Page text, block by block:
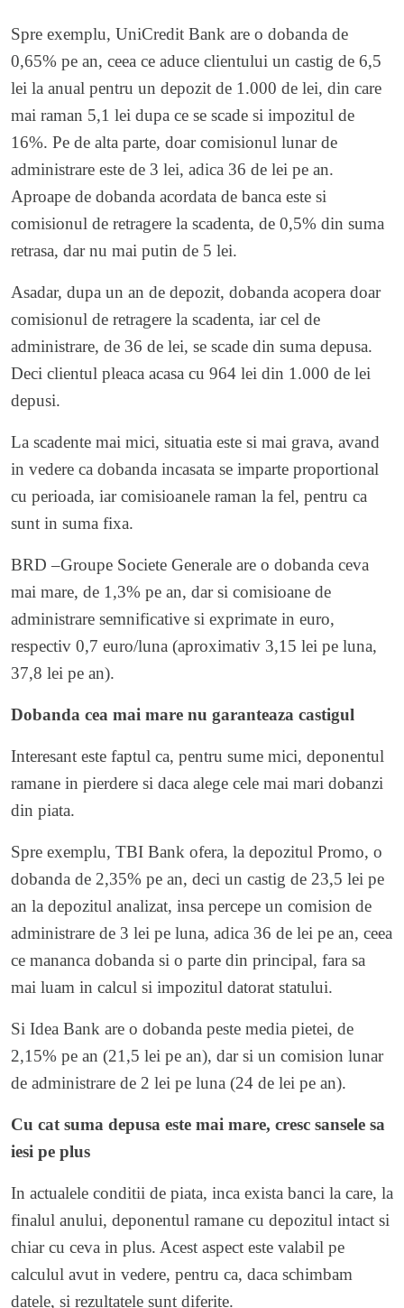
Spre exemplu, UniCredit Bank are o dobanda de
0,65% pe an, ceea ce aduce clientului un castig de 6,5
lei la anual pentru un depozit de 1.000 de lei, din care
mai raman 5,1 lei dupa ce se scade si impozitul de
16%. Pe de alta parte, doar comisionul lunar de
administrare este de 3 lei, adica 36 de lei pe an.
Aproape de dobanda acordata de banca este si
comisionul de retragere la scadenta, de 0,5% din suma
retrasa, dar nu mai putin de 5 lei.
Asadar, dupa un an de depozit, dobanda acopera doar
comisionul de retragere la scadenta, iar cel de
administrare, de 36 de lei, se scade din suma depusa.
Deci clientul pleaca acasa cu 964 lei din 1.000 de lei
depusi.
La scadente mai mici, situatia este si mai grava, avand
in vedere ca dobanda incasata se imparte proportional
cu perioada, iar comisioanele raman la fel, pentru ca
sunt in suma fixa.
BRD –Groupe Societe Generale are o dobanda ceva
mai mare, de 1,3% pe an, dar si comisioane de
administrare semnificative si exprimate in euro,
respectiv 0,7 euro/luna (aproximativ 3,15 lei pe luna,
37,8 lei pe an).
Dobanda cea mai mare nu garanteaza castigul
Interesant este faptul ca, pentru sume mici, deponentul
ramane in pierdere si daca alege cele mai mari dobanzi
din piata.
Spre exemplu, TBI Bank ofera, la depozitul Promo, o
dobanda de 2,35% pe an, deci un castig de 23,5 lei pe
an la depozitul analizat, insa percepe un comision de
administrare de 3 lei pe luna, adica 36 de lei pe an, ceea
ce mananca dobanda si o parte din principal, fara sa
mai luam in calcul si impozitul datorat statului.
Si Idea Bank are o dobanda peste media pietei, de
2,15% pe an (21,5 lei pe an), dar si un comision lunar
de administrare de 2 lei pe luna (24 de lei pe an).
Cu cat suma depusa este mai mare, cresc sansele sa
iesi pe plus
In actualele conditii de piata, inca exista banci la care, la
finalul anului, deponentul ramane cu depozitul intact si
chiar cu ceva in plus. Acest aspect este valabil pe
calculul avut in vedere, pentru ca, daca schimbam
datele, si rezultatele sunt diferite.